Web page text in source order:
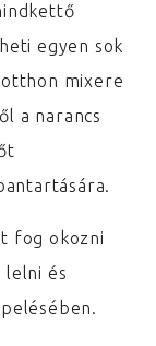
egyen sok
mixere
a narancs
fog okozni
lelni és